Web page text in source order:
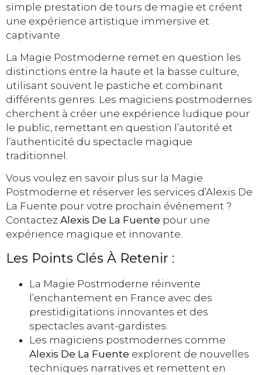
simple prestation de tours de magie et créent
une expérience artistique immersive et
captivante.
La Magie Postmoderne remet en question les
distinctions entre la haute et la basse culture,
utilisant souvent le pastiche et combinant
différents genres. Les magiciens postmodernes
cherchent à créer une expérience ludique pour
le public, remettant en question l’autorité et
l’authenticité du spectacle magique
traditionnel.
Vous voulez en savoir plus sur la Magie
Postmoderne et réserver les services d’Alexis De
La Fuente pour votre prochain événement ?
Contactez Alexis De La Fuente pour une
expérience magique et innovante.
Les Points Clés À Retenir :
La Magie Postmoderne réinvente
l’enchantement en France avec des
prestidigitations innovantes et des
spectacles avant-gardistes.
Les magiciens postmodernes comme
Alexis De La Fuente explorent de nouvelles
techniques narratives et remettent en